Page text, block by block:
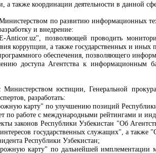
а также координации деятельности в данной
по развитию информационных
и внедрение:
Anticor.uz", позволяющей проводить
коррупции, а также государственных и иных
обеспечения, позволяющего
доступа Агентства к информационным
Министерством юстиции, Генеральной
разработать:
карту" по улучшению позиций
по работе с международными рейтингами и
законов Республики Узбекистан "Об
государственных служащих", а
Республики Узбекистан;
карту" по дальнейшей имплементации